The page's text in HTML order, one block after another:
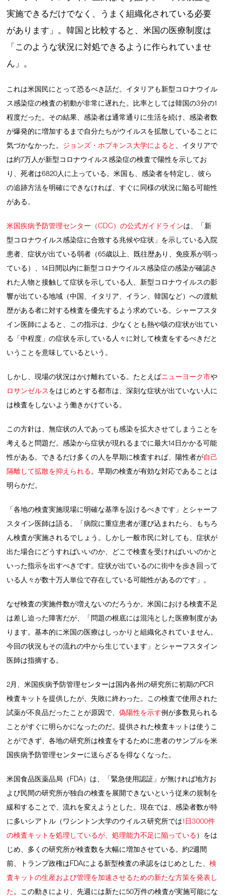
実施できるだけでなく、うまく組織化されている必要
があります」。韓国と比較すると、米国の医療制度は
「このような状況に対処できるように作られていませ
ん」。
これは米国民にとって恐るべき話だ。イタリアも新型コロナウイル
ス感染症の検査の初動が非常に遅れた。比率としては韓国の3分の1
程度だった。その結果、感染者は通常通りに生活を続け、感染者数
が爆発的に増加するまで自分たちがウイルスを拡散していることに
気づかなかった。 ジョンズ・ホプキンス大学によると
、イタリアで
は約7万人が新型コロナウイルス感染症の検査で陽性を示してお
り、死者は6820人に上っている。米国も、感染者を特定し、彼ら
の追跡方法を明確にできなければ、すぐに同様の状況に陥る可能性
がある。
米国疾病予防管理センター（CDC）の公式ガイドラインは、「新
型コロナウイルス感染症に合致する兆候や症状」を示している入院
患者、症状が出ている弱者（65歳以上、既往歴あり、免疫系が弱っ
ている）、14日間以内に新型コロナウイルス感染症の感染が確認さ
れた人物と接触して症状を示している人、新型コロナウイルスの影
響が出ている地域（中国、イタリア、イラン、韓国など）への渡航
歴がある者に対する検査を優先するよう求めている。シャーフスタ
イン医師によると、この指示は、少なくとも熱や咳の症状が出てい
る「中程度」の症状を示している人々に対して検査をするべきだと
いうことを意味しているという。
しかし、現場の状況はかけ離れている。たとえばニューヨーク市や
ロサンゼルスをはじめとする都市は、深刻な症状が出ていない人に
は検査をしないよう働きかけている。
この方針は、無症状の人であっても感染を拡大させてしまうことを
考えると問題だ。感染から症状が現れるまでに最大14日かかる可能
性がある。できるだけ多くの人を早期に検査すれば、陽性者が自己
隔離して拡散を抑えられる。早期の検査が有効な対応であることは
明らかだ。
「各地の検査実施現場に明確な基準を設けるべきです」とシャーフ
スタイン医師は語る。「病院に重症患者が運び込まれたら、もちろ
ん検査が実施されるでしょう。しかし一般市民に対しても、症状が
出た場合にどうすればいいのか、どこで検査を受ければいいのかと
いった指示を出すべきです。症状が出ているのに街中を歩き回って
いる人々が数十万人単位で存在している可能性があるのです」。
なぜ検査の実施件数が増えないのだろうか。米国における検査不足
は差し迫った障害だが、「問題の根底には混沌とした医療制度があ
ります。基本的に米国の医療はしっかりと組織化されていません。
今回の状況もその流れの中から生じています」とシャーフスタイン
医師は指摘する。
2月、米国疾病予防管理センターは国内各州の研究所に初期のPCR
検査キットを提供したが、失敗に終わった。この検査で使用された
試薬が不良品だったことが原因で、偽陽性を示す例が多数見られる
ことがすぐに明らかになったのだ。提供された検査キットは使うこ
とができず、各地の研究所は検査をするために患者のサンプルを米
国疾病予防管理センターに送らざるを得なくなった。
米国食品医薬品局（FDA）は、「緊急使用認証」が無ければ地方お
よび民間の研究所が独自の検査を展開できないという従来の規制を
緩和することで、流れを変えようとした。現在では、感染者数が特
に多いシアトル（ワシントン大学のウイルス研究所では1日3000件
の検査キットを処理しているが、処理能力不足に陥っている）をは
じめ、多くの研究所が検査数を大幅に増加させている。約2週間
前、トランプ政権はFDAによる新型検査の承認をはじめとした、検
査キットの生産および管理を加速させるための新たな方策を発表し
た。この動きにより、先週には新たに50万件の検査が実施可能にな